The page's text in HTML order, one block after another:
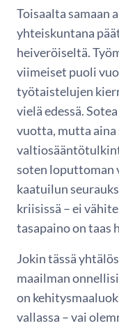
Toisaalta samaan
yhteiskuntana
heiveröiseltä.
viimeiset puoli
työtaistelujen
vielä edessä.
vuotta, mutta
soten loputtoman
kaatuilun
kriisissä – ei
tasapaino on taas
Jokin tässä
maailman
on
vallassa – vai